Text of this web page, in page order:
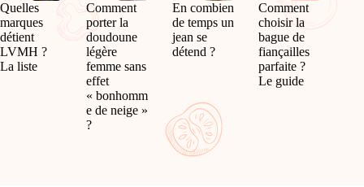
Quelles
marques
détient
LVMH ?
La liste
Comment
porter la
doudoune
légère
femme sans
effet
« bonhomm
e de neige »
?
En combien
de temps un
jean se
détend ?
Comment
choisir la
bague de
fiançailles
parfaite ?
Le guide